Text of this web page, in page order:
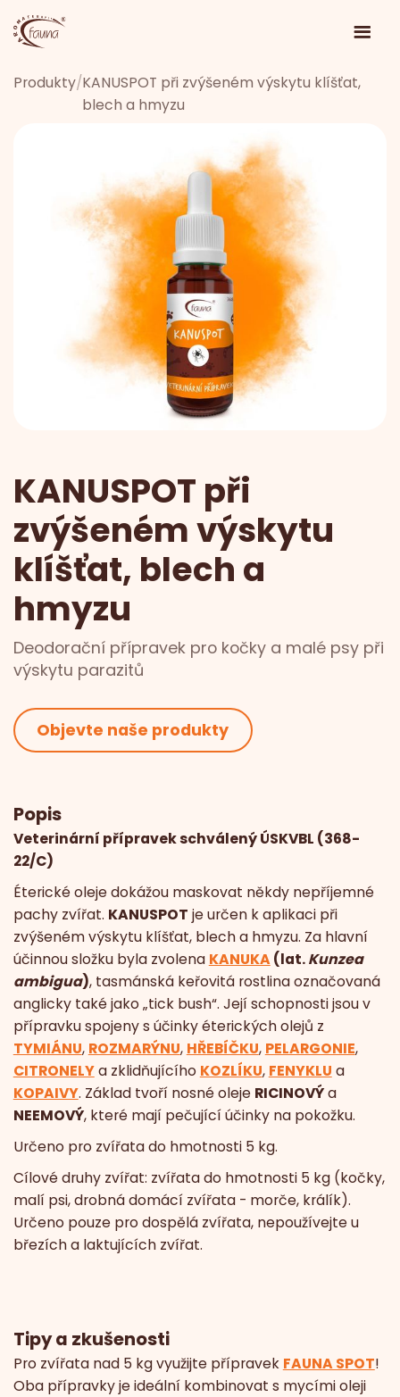
Produkty/KANUSPOT při zvýšeném výskytu klíšťat,
blech a hmyzu
KANUSPOT při
zvýšeném výskytu
klíšťat, blech a
hmyzu
Deodorační přípravek pro kočky a malé psy při
výskytu parazitů
Objevte naše produkty
Popis
Veterinární přípravek schválený ÚSKVBL (368-
22/C)
Éterické oleje dokážou maskovat někdy nepříjemné
pachy zvířat. KANUSPOT je určen k aplikaci při
zvýšeném výskytu klíšťat, blech a hmyzu. Za hlavní
účinnou složku byla zvolena KANUKA(lat.Kunzea
ambigua), tasmánská keřovitá rostlina označovaná
anglicky také jako „tick bush“. Její schopnosti jsou v
přípravku spojeny s účinky éterických olejů z
TYMIÁNU, ROZMARÝNU, HŘEBÍČKU, PELARGONIE,
CITRONELYa zklidňujícího KOZLÍKU, FENYKLU a
KOPAIVY. Základ tvoří nosné oleje RICINOVÝa
NEEMOVÝ, které mají pečující účinky na pokožku.
Určeno pro zvířata do hmotnosti 5 kg.
Cílové druhy zvířat: zvířata do hmotnosti 5 kg (kočky,
malí psi, drobná domácí zvířata - morče, králík).
Určeno pouze pro dospělá zvířata, nepoužívejte u
březích a laktujících zvířat.
Tipy a zkušenosti
Pro zvířata nad 5 kg využijte přípravek FAUNA SPOT!
Oba přípravky je ideální kombinovat s mycími oleji